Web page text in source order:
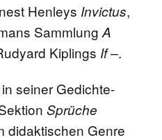
Henleys Invictus,
Sammlung A
Kiplings If –.
seiner Gedichte-
Sprüche
didaktischen Genre